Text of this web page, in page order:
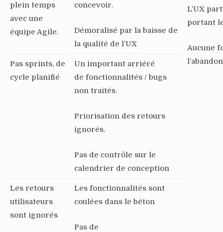
L’UX
portant
Aucune
plein temps
avec une
équipe Agile.
concevoir.
Démoralisé par la baisse de
la qualité de l’UX
Pas sprints, de
cycle planifié
Un important arriéré
de fonctionnalités / bugs
non traités.
Priorisation des retours
ignorés.
Pas de contrôle sur le
calendrier de conception
Les retours
utilisateurs
sont ignorés
Les fonctionnalités sont
coulées dans le béton
Pas de